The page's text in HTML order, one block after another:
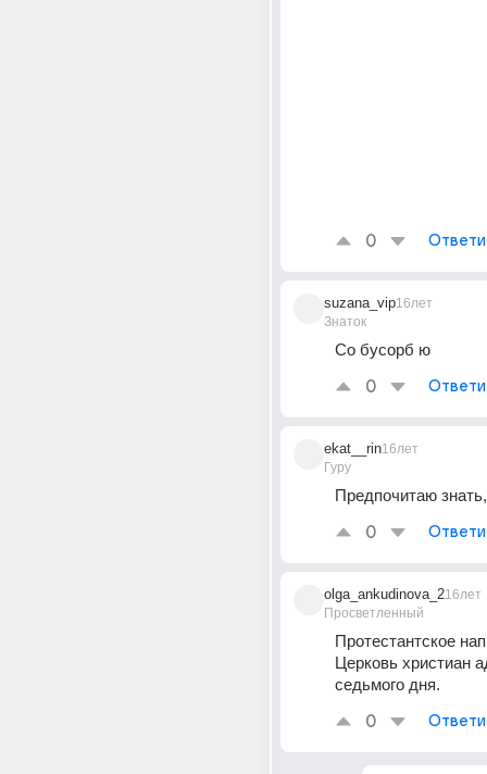
0
suzana_vip
Знаток
16лет
Со бусорб ю
0
ekat__rin
Гуру
16лет
Предпочитаю
0
olga_ankudinova_2
Просветленный
16лет
Протестантское
Церковь христиан
седьмого дня.
0